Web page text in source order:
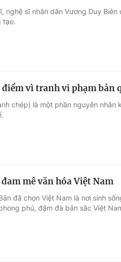
nghệ sĩ nhân dân Vương Duy
tạo.
vì tranh vi phạm bản
chép) là một phần nguyên nhân
mê văn hóa Việt Nam
đã chọn Việt Nam là nơi sinh
phú, đậm đà bản sắc Việt